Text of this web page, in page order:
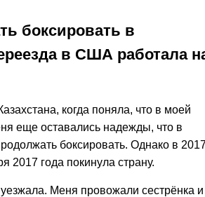
боксировать в
в США работала
когда поняла, что в моей
еще оставались надежды, что в
боксировать. Однако в
2017 года покинула страну.
Меня провожали сестрёнка и